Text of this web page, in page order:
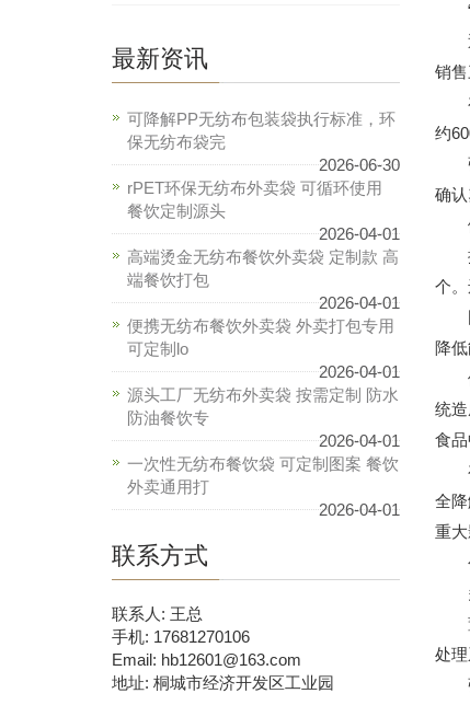
“
近
销售
在
约
张
确
健
据
个
国
降
他
统
食品
在
全
重大
公
多
董
处理
张
最新资讯
可降解PP无纺布包装袋执行标准，环
保无纺布袋完
2026-06-30
rPET环保无纺布外卖袋 可循环使用
餐饮定制源头
2026-04-01
高端烫金无纺布餐饮外卖袋 定制款 高
端餐饮打包
2026-04-01
便携无纺布餐饮外卖袋 外卖打包专用
可定制lo
2026-04-01
源头工厂无纺布外卖袋 按需定制 防水
防油餐饮专
2026-04-01
一次性无纺布餐饮袋 可定制图案 餐饮
外卖通用打
2026-04-01
联系方式
联系人: 王总
手机: 17681270106
Email: hb12601@163.com
地址: 桐城市经济开发区工业园